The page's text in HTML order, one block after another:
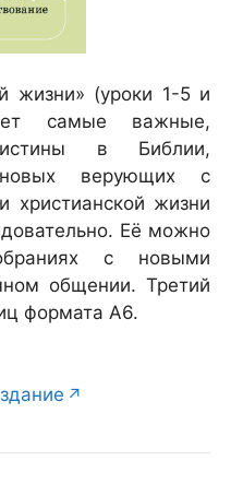
жизни» (уроки 1-5 и
самые важные,
истины в Библии,
верующих с
жизни
Её можно
с новыми
общении. Третий
формата А6.